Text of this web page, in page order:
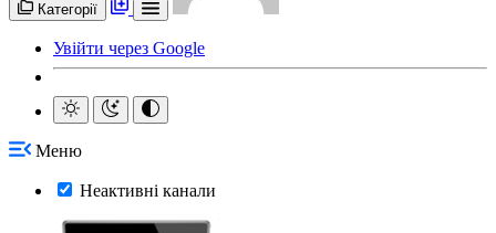
Категорії
Увійти через Google
Меню
Неактивні канали